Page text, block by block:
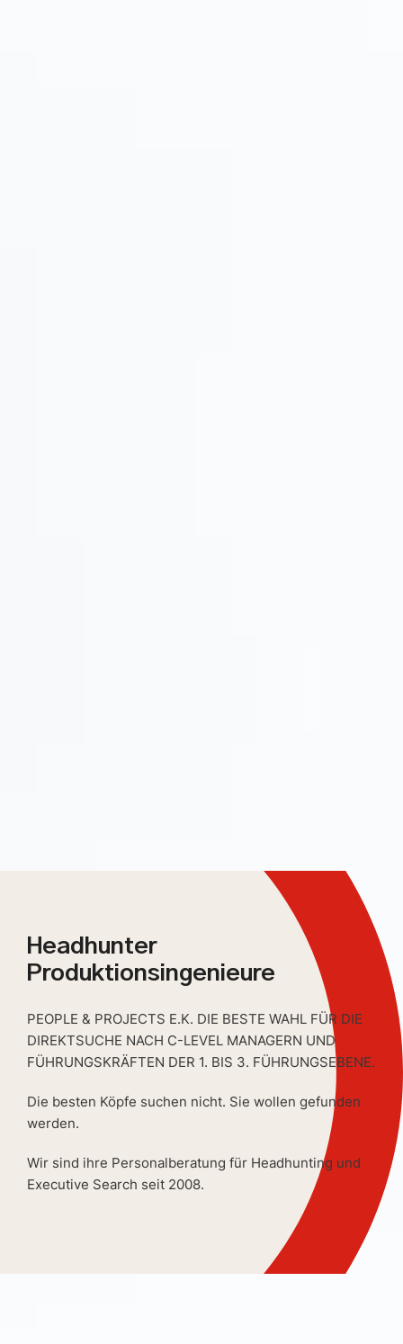
Headhunter
Produktionsingenieure
PEOPLE & PROJECTS E.K. DIE BESTE WAHL FÜR DIE
DIREKTSUCHE NACH C-LEVEL MANAGERN UND
FÜHRUNGSKRÄFTEN DER 1. BIS 3. FÜHRUNGSEBENE.
Die besten Köpfe suchen nicht. Sie wollen gefunden
werden.
Wir sind ihre Personalberatung für Headhunting und
Executive Search seit 2008.